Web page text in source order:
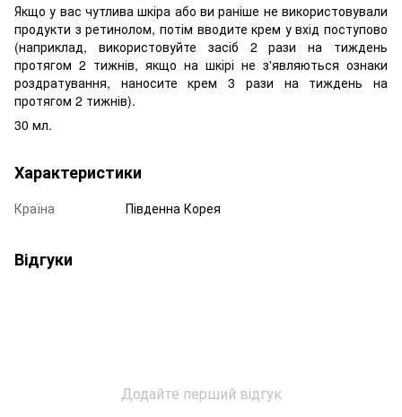
Якщо у вас чутлива шкіра або ви раніше не використовували
продукти з ретинолом, потім вводите крем у вхід поступово
(наприклад, використовуйте засіб 2 рази на тиждень
протягом 2 тижнів, якщо на шкірі не з'являються ознаки
роздратування, наносите крем 3 рази на тиждень на
протягом 2 тижнів).
30 мл.
Характеристики
Країна Південна Корея
Відгуки
Додайте перший відгук